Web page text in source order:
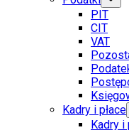
PIT
CIT
VAT
Kadry i płace
Kadry i